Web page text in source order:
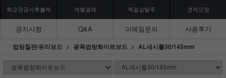
학교관공서후불제 개별결제 책걸상발주 견적요청
공지사항 Q&A 이메일문의 사용후기
법랑칠판/유리보드 광폭법랑화이트보드 AL새시틀30/145mm